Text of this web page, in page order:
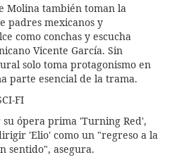
Molina también toman la
padres mexicanos y
como conchas y escucha
Vicente García. Sin
solo toma protagonismo en
parte esencial de la trama.
FI
ópera prima 'Turning Red',
'Elio' como un "regreso a la
sentido", asegura.